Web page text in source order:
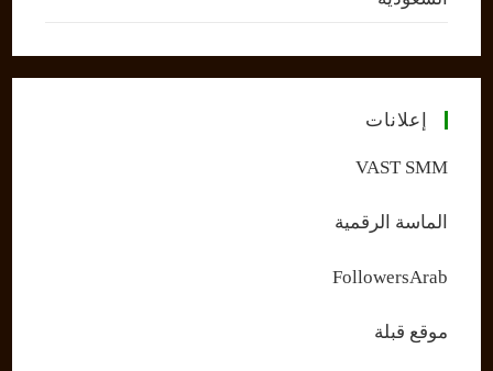
إعلانات
VAST SMM
الماسة الرقمية
FollowersArab
موقع قبلة